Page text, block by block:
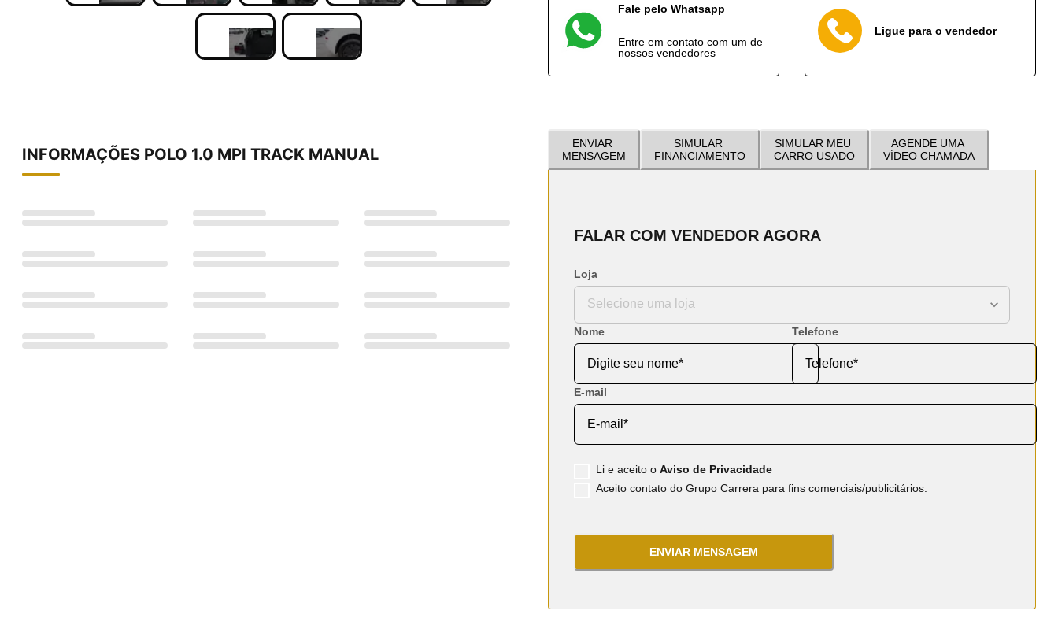
Fale pelo Whatsapp
Entre em contato com um de
nossos vendedores
Ligue para o vendedor
INFORMAÇÕES POLO 1.0 MPI TRACK MANUAL
ENVIAR
MENSAGEM
SIMULAR
FINANCIAMENTO
SIMULAR MEU
CARRO USADO
AGENDE UMA
VÍDEO CHAMADA
FALAR COM VENDEDOR AGORA
Loja
Nome Telefone
E-mail
Li e aceito o Aviso de Privacidade
Aceito contato do Grupo Carrera para fins comerciais/publicitários.
ENVIAR MENSAGEM